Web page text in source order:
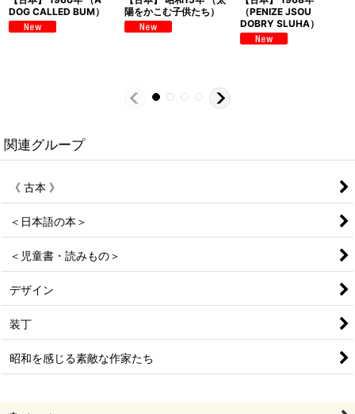
DOG CALLED BUM）
陽をかこむ子供たち）
（PENIZE JSOU
DOBRY SLUHA）
関連グループ
《 古本 》
＜日本語の本＞
＜児童書・読みもの＞
デザイン
装丁
昭和を感じる素敵な作家たち